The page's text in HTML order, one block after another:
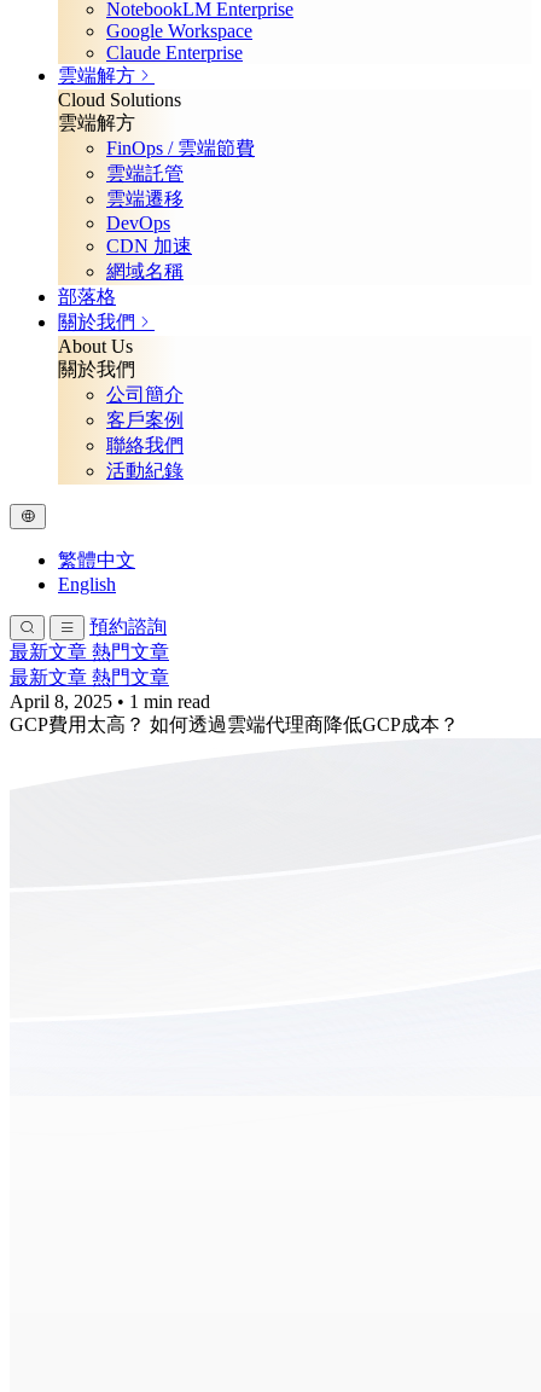
NotebookLM Enterprise
Google Workspace
Claude Enterprise
雲端解方
Cloud Solutions
雲端解方
FinOps / 雲端節費
雲端託管
雲端遷移
DevOps
CDN 加速
網域名稱
部落格
關於我們
About Us
關於我們
公司簡介
客戶案例
聯絡我們
活動紀錄
繁體中文
English
預約諮詢
最新文章 熱門文章
最新文章 熱門文章
April 8, 2025 • 1 min read
GCP費用太高？ 如何透過雲端代理商降低GCP成本？